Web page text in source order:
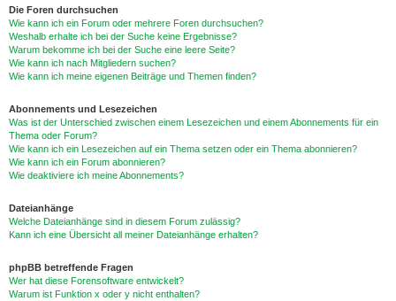
Die Foren durchsuchen
Wie kann ich ein Forum oder mehrere Foren durchsuchen?
Weshalb erhalte ich bei der Suche keine Ergebnisse?
Warum bekomme ich bei der Suche eine leere Seite?
Wie kann ich nach Mitgliedern suchen?
Wie kann ich meine eigenen Beiträge und Themen finden?
Abonnements und Lesezeichen
Was ist der Unterschied zwischen einem Lesezeichen und einem Abonnements für ein
Thema oder Forum?
Wie kann ich ein Lesezeichen auf ein Thema setzen oder ein Thema abonnieren?
Wie kann ich ein Forum abonnieren?
Wie deaktiviere ich meine Abonnements?
Dateianhänge
Welche Dateianhänge sind in diesem Forum zulässig?
Kann ich eine Übersicht all meiner Dateianhänge erhalten?
phpBB betreffende Fragen
Wer hat diese Forensoftware entwickelt?
Warum ist Funktion x oder y nicht enthalten?